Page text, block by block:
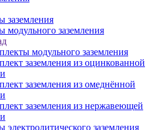
заземления
модульного заземления
модульного заземления
заземления из оцинкованной
заземления из омеднённой
заземления из нержавеющей
электролитического заземления